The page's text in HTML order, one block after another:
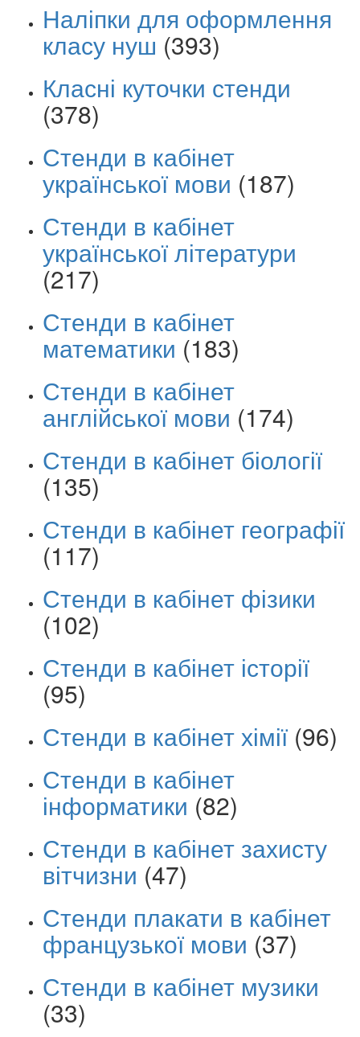
Наліпки для оформлення
класу нуш (393)
Класні куточки стенди
(378)
Стенди в кабінет
української мови (187)
Стенди в кабінет
української літератури
(217)
Стенди в кабінет
математики (183)
Стенди в кабінет
англійської мови (174)
Стенди в кабінет біології
(135)
Стенди в кабінет географії
(117)
Стенди в кабінет фізики
(102)
Стенди в кабінет історії
(95)
Стенди в кабінет хімії (96)
Стенди в кабінет
інформатики (82)
Стенди в кабінет захисту
вітчизни (47)
Стенди плакати в кабінет
французької мови (37)
Стенди в кабінет музики
(33)